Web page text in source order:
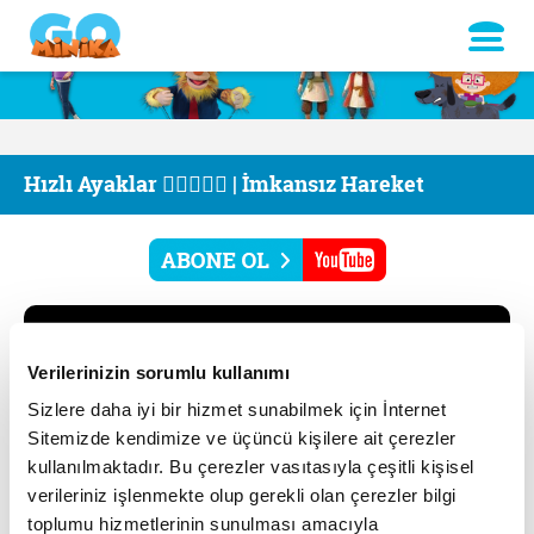
Verilerinizin sorumlu kullanımı
Sizlere daha iyi bir hizmet sunabilmek için İnternet
Sitemizde kendimize ve üçüncü kişilere ait çerezler
kullanılmaktadır. Bu çerezler vasıtasıyla çeşitli kişisel
verileriniz işlenmekte olup gerekli olan çerezler bilgi
toplumu hizmetlerinin sunulması amacıyla
Hızlı Ayaklar 🏃🏻‍♂️🏃‍♀️ | İmkansız Hareket